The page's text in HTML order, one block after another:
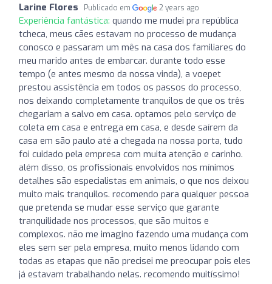
Larine Flores Publicado em 2 years ago
Experiência fantástica: quando me mudei pra república
tcheca, meus cães estavam no processo de mudança
conosco e passaram um mês na casa dos familiares do
meu marido antes de embarcar. durante todo esse
tempo (e antes mesmo da nossa vinda), a voepet
prestou assistência em todos os passos do processo,
nos deixando completamente tranquilos de que os três
chegariam a salvo em casa. optamos pelo serviço de
coleta em casa e entrega em casa, e desde saírem da
casa em são paulo até a chegada na nossa porta, tudo
foi cuidado pela empresa com muita atenção e carinho.
além disso, os profissionais envolvidos nos mínimos
detalhes são especialistas em animais, o que nos deixou
muito mais tranquilos. recomendo para qualquer pessoa
que pretenda se mudar esse serviço que garante
tranquilidade nos processos, que são muitos e
complexos. não me imagino fazendo uma mudança com
eles sem ser pela empresa, muito menos lidando com
todas as etapas que não precisei me preocupar pois eles
já estavam trabalhando nelas. recomendo muitíssimo!